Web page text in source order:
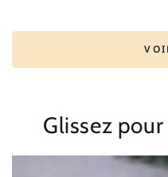
Glissez